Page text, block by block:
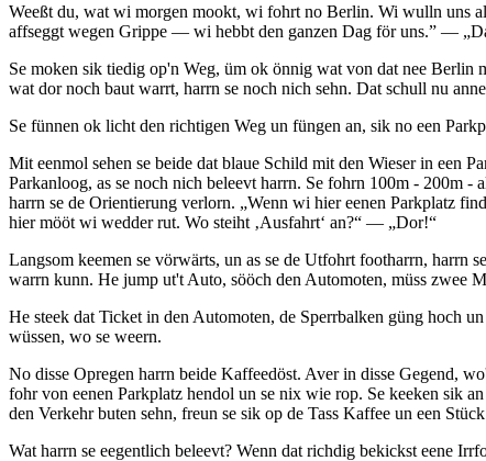
Weeßt du, wat wi morgen mookt, wi fohrt no Berlin. Wi wulln uns
affseggt wegen Grippe — wi hebbt den ganzen Dag för uns.” —
Se moken sik tiedig op'n Weg, üm ok önnig wat von dat nee
wat dor noch baut warrt, harrn se noch nich sehn. Dat schull nu
Se fünnen ok licht den richtigen Weg un füngen an, sik no een
Mit eenmol sehen se beide dat blaue Schild mit den Wieser in een
Parkanloog, as se noch nich beleevt harrn. Se fohrn 100m - 200m
harrn se de Orientierung verlorn.
Wenn wi hier eenen Parkplatz
hier mööt wi wedder rut. Wo steiht Ausfahrt an? —
Dor!
Langsom keemen se vörwärts, un as se de Utfohrt footharrn, harrn
warrn kunn. He jump ut't Auto, sööch den Automoten, müss zwee
He steek dat Ticket in den Automoten, de Sperrbalken güng hoch
wüssen, wo se weern.
No disse Opregen harrn beide Kaffeedöst. Aver in disse Gegend,
fohr von eenen Parkplatz hendol un se nix wie rop. Se keeken sik
den Verkehr buten sehn, freun se sik op de Tass Kaffee un een
Wat harrn se eegentlich beleevt? Wenn dat richdig bekickst eene